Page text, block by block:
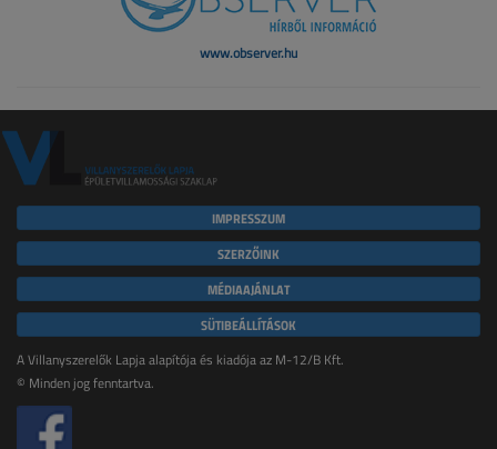
www.observer.hu
IMPRESSZUM
SZERZŐINK
MÉDIAAJÁNLAT
SÜTIBEÁLLÍTÁSOK
A Villanyszerelők Lapja alapítója és kiadója az M-12/B Kft.
© Minden jog fenntartva.